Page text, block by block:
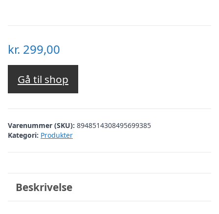
kr. 299,00
Gå til shop
Varenummer (SKU): 8948514308495699385
Kategori: Produkter
Beskrivelse